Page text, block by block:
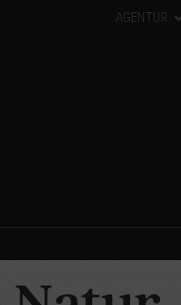
AGENTUR